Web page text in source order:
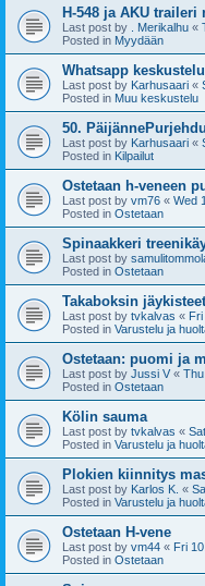
H-548 ja AKU traileri
Last post by . Merikalhu «
Posted in Myydään
Whatsapp keskustelu
Last post by Karhusaari «
Posted in Muu keskustelu
50.
Last post by Karhusaari «
Posted in Kilpailut
Ostetaan h-veneen
Last post by vm76 « Wed
Posted in Ostetaan
Spinaakkeri
Last post by
Posted in Ostetaan
Takaboksin jäykisteet
Last post by tvkalvas «
Posted in Varustelu ja
Ostetaan: puomi ja
Last post by Jussi V «
Posted in Ostetaan
Kölin sauma
Last post by tvkalvas «
Posted in Varustelu ja
Plokien kiinnitys
Last post by Karlos K. «
Posted in Varustelu ja
Ostetaan H-vene
Last post by vm44 « Fri
Posted in Ostetaan